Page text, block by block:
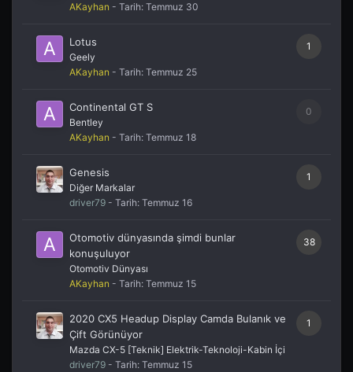
AKayhan - Tarih: Temmuz 30
1
Lotus
Geely
AKayhan - Tarih: Temmuz 25
0
Continental GT S
Bentley
AKayhan - Tarih: Temmuz 18
1
Genesis
Diğer Markalar
driver79 - Tarih: Temmuz 16
38
Otomotiv dünyasında şimdi bunlar
konuşuluyor
Otomotiv Dünyası
AKayhan - Tarih: Temmuz 15
1
2020 CX5 Headup Display Camda Bulanık ve
Çift Görünüyor
Mazda CX-5 [Teknik] Elektrik-Teknoloji-Kabin İçi
driver79 - Tarih: Temmuz 15